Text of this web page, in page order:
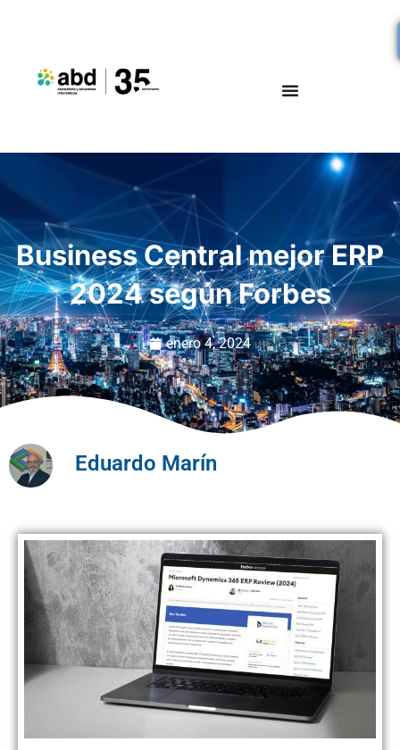
Business Central mejor ERP
2024 según Forbes
enero 4, 2024
Eduardo Marín